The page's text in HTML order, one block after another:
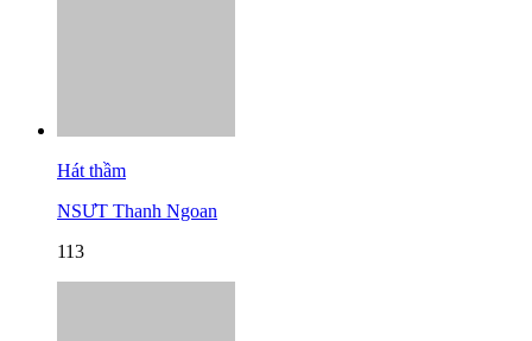
Hát thầm
NSƯT Thanh Ngoan
113